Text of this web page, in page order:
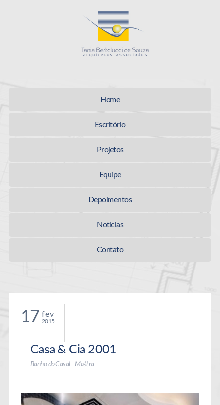
Home
Escritório
Projetos
Equipe
Depoimentos
Notícias
Contato
17 fev
2015
Casa & Cia 2001
Banho do Casal - Mostra